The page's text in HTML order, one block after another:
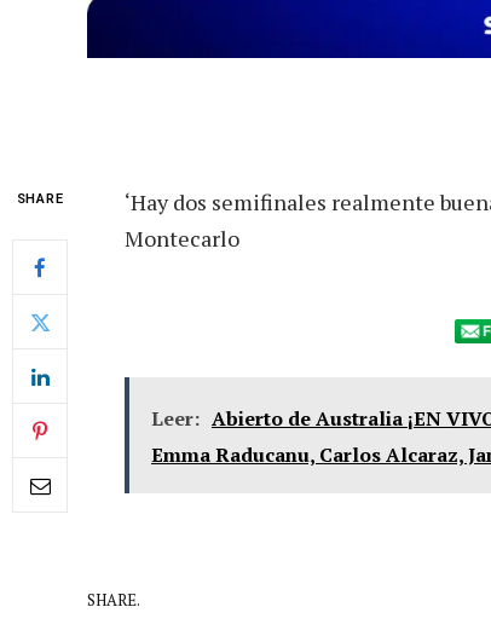
SHARE
‘Hay dos semifinales realmente
Montecarlo
Leer: Abierto de Australia ¡EN
Emma Raducanu, Carlos Alcaraz,
SHARE.